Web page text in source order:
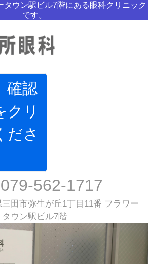
タウン駅ビル7階にある眼科クリニック
です。
確認
クリ
ださ
562-1717
田市弥生が丘1丁目11番 フラワー
タウン駅ビル7階